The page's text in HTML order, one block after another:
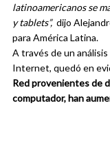
latinoamericanos se
y tablets”,dijo
para América Latina.
A través de un
Internet, quedó en
Redprovenientes de
computador, han